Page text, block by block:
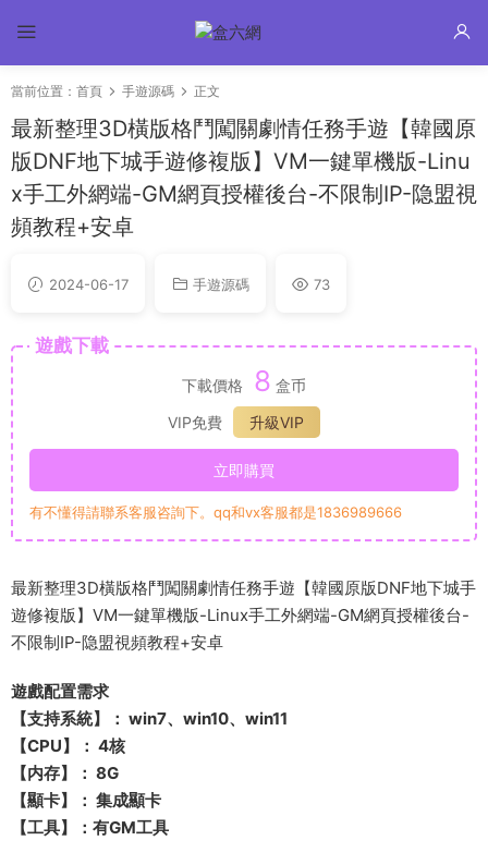
當前位置： 首頁 手遊源碼 正文
最新整理3D橫版格鬥闖關劇情任務手遊【韓國原
版DNF地下城手遊修複版】VM一鍵單機版-Linu
x手工外網端-GM網頁授權後台-不限制IP-隐盟視
頻教程+安卓
2024-06-17 手遊源碼 73
遊戲下載
下載價格 8 盒币
VIP免費
升級VIP
立即購買
有不懂得請聯系客服咨詢下。qq和vx客服都是1836989666
最新整理3D橫版格鬥闖關劇情任務手遊【韓國原版DNF地下城手
遊修複版】VM一鍵單機版-Linux手工外網端-GM網頁授權後台-
不限制IP-隐盟視頻教程+安卓
遊戲配置需求
【支持系統】： win7、win10、win11
【CPU】： 4核
【内存】： 8G
【顯卡】： 集成顯卡
【工具】：有GM工具